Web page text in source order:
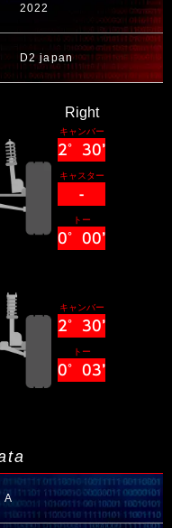
2022
D2 japan
Right
キャンバー
2°30’
キャスター
-
トー
0°00’
キャンバー
2°30’
トー
0°03’
A